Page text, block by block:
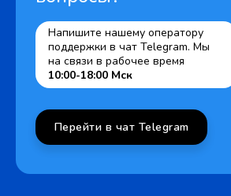
Напишите нашему оператору
поддержки в чат Telegram. Мы
на связи в рабочее время
10:00-18:00 Мск
Перейти в чат Telegram